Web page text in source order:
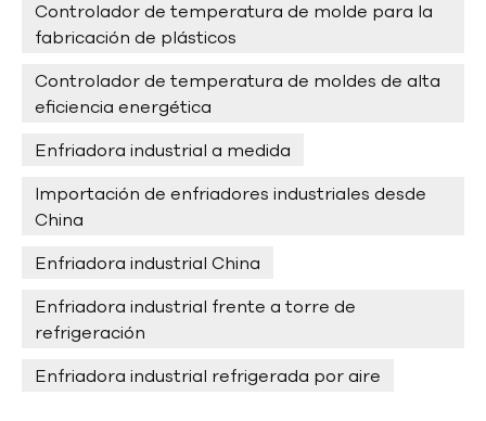
Controlador de temperatura de molde para la
fabricación de plásticos
Controlador de temperatura de moldes de alta
eficiencia energética
Enfriadora industrial a medida
Importación de enfriadores industriales desde
China
Enfriadora industrial China
Enfriadora industrial frente a torre de
refrigeración
Enfriadora industrial refrigerada por aire